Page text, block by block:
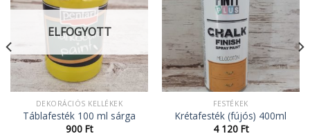
ELFOGYOTT
DEKORÁCIÓS KELLÉKEK
Táblafesték 100 ml sárga
900 Ft
FESTÉKEK
Krétafesték (fújós) 400ml
4 120 Ft